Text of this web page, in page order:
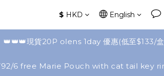
$ HKD English
👑👑👑現貨20P olens 1day 優惠(低至$133/盒
6 free Marie Pouch with cat tail key